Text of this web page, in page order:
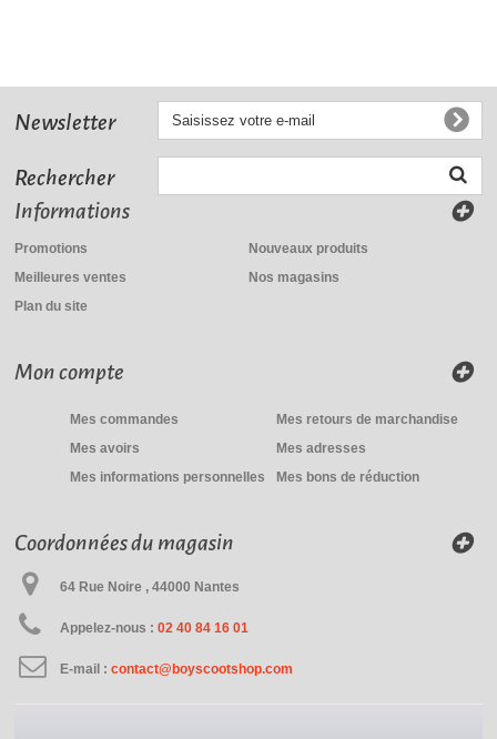
Newsletter
Rechercher
Informations
Promotions
Nouveaux produits
Meilleures ventes
Nos magasins
Plan du site
Mon compte
Mes commandes
Mes retours de marchandise
Mes avoirs
Mes adresses
Mes informations personnelles
Mes bons de réduction
Coordonnées du magasin
64 Rue Noire , 44000 Nantes
Appelez-nous :02 40 84 16 01
E-mail :contact@boyscootshop.com